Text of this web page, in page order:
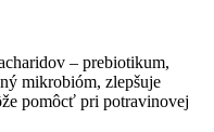
– prebiotikum,
mikrobióm, zlepšuje
pomôcť pri potravinovej